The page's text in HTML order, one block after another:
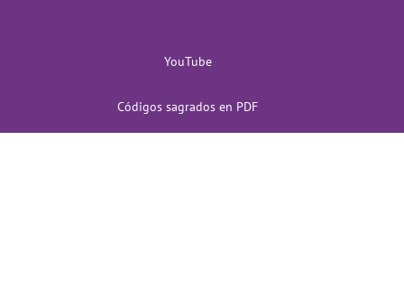
YouTube
Códigos sagrados en PDF